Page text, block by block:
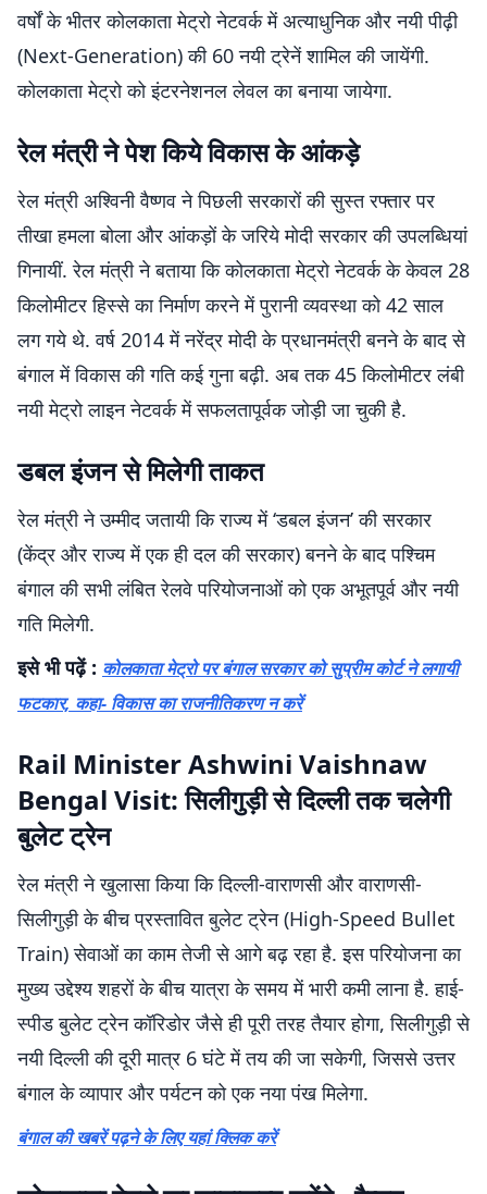
वर्षों के भीतर कोलकाता मेट्रो नेटवर्क में अत्याधुनिक और नयी पीढ़ी
(Next-Generation) की 60 नयी ट्रेनें शामिल की जायेंगी.
कोलकाता मेट्रो को इंटरनेशनल लेवल का बनाया जायेगा.
रेल मंत्री ने पेश किये विकास के आंकड़े
रेल मंत्री अश्विनी वैष्णव ने पिछली सरकारों की सुस्त रफ्तार पर
तीखा हमला बोला और आंकड़ों के जरिये मोदी सरकार की उपलब्धियां
गिनायीं. रेल मंत्री ने बताया कि कोलकाता मेट्रो नेटवर्क के केवल 28
किलोमीटर हिस्से का निर्माण करने में पुरानी व्यवस्था को 42 साल
लग गये थे. वर्ष 2014 में नरेंद्र मोदी के प्रधानमंत्री बनने के बाद से
बंगाल में विकास की गति कई गुना बढ़ी. अब तक 45 किलोमीटर लंबी
नयी मेट्रो लाइन नेटवर्क में सफलतापूर्वक जोड़ी जा चुकी है.
डबल इंजन से मिलेगी ताकत
रेल मंत्री ने उम्मीद जतायी कि राज्य में ‘डबल इंजन’ की सरकार
(केंद्र और राज्य में एक ही दल की सरकार) बनने के बाद पश्चिम
बंगाल की सभी लंबित रेलवे परियोजनाओं को एक अभूतपूर्व और नयी
गति मिलेगी.
इसे भी पढ़ें : कोलकाता मेट्रो पर बंगाल सरकार को सुप्रीम कोर्ट ने लगायी
फटकार, कहा- विकास का राजनीतिकरण न करें
Rail Minister Ashwini Vaishnaw
Bengal Visit: सिलीगुड़ी से दिल्ली तक चलेगी
बुलेट ट्रेन
रेल मंत्री ने खुलासा किया कि दिल्ली-वाराणसी और वाराणसी-
सिलीगुड़ी के बीच प्रस्तावित बुलेट ट्रेन (High-Speed Bullet
Train) सेवाओं का काम तेजी से आगे बढ़ रहा है. इस परियोजना का
मुख्य उद्देश्य शहरों के बीच यात्रा के समय में भारी कमी लाना है. हाई-
स्पीड बुलेट ट्रेन कॉरिडोर जैसे ही पूरी तरह तैयार होगा, सिलीगुड़ी से
नयी दिल्ली की दूरी मात्र 6 घंटे में तय की जा सकेगी, जिससे उत्तर
बंगाल के व्यापार और पर्यटन को एक नया पंख मिलेगा.
बंगाल की खबरें पढ़ने के लिए यहां क्लिक करें